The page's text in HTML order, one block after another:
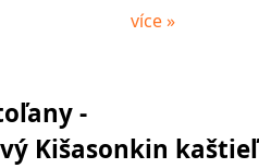
více »
-
Kišasonkin kaštieľ